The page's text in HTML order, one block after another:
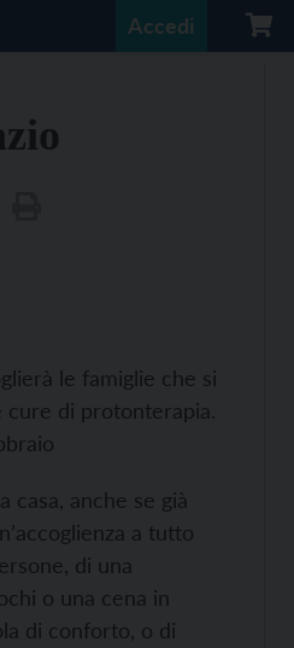
Accedi
le famiglie che si
cure di protonterapia.
casa, anche se già
a tutto
di una
o una cena in
di conforto, o di